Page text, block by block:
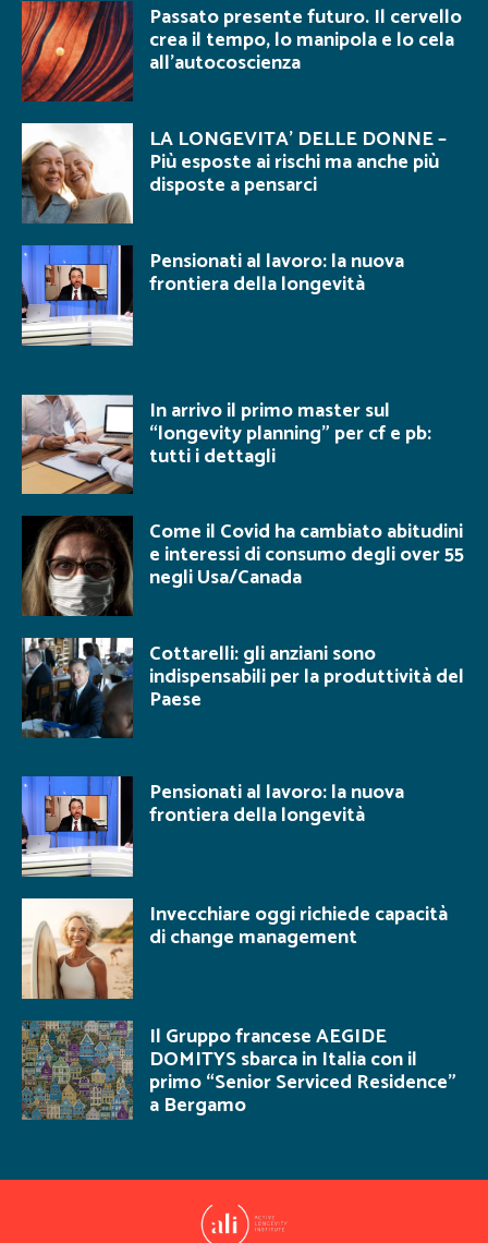
Passato presente futuro. Il cervello
crea il tempo, lo manipola e lo cela
all’autocoscienza
LA LONGEVITA’ DELLE DONNE –
Più esposte ai rischi ma anche più
disposte a pensarci
Pensionati al lavoro: la nuova
frontiera della longevità
In arrivo il primo master sul
“longevity planning” per cf e pb:
tutti i dettagli
Come il Covid ha cambiato abitudini
e interessi di consumo degli over 55
negli Usa/Canada
Cottarelli: gli anziani sono
indispensabili per la produttività del
Paese
Pensionati al lavoro: la nuova
frontiera della longevità
Invecchiare oggi richiede capacità
di change management
Il Gruppo francese AEGIDE
DOMITYS sbarca in Italia con il
primo “Senior Serviced Residence”
a Bergamo